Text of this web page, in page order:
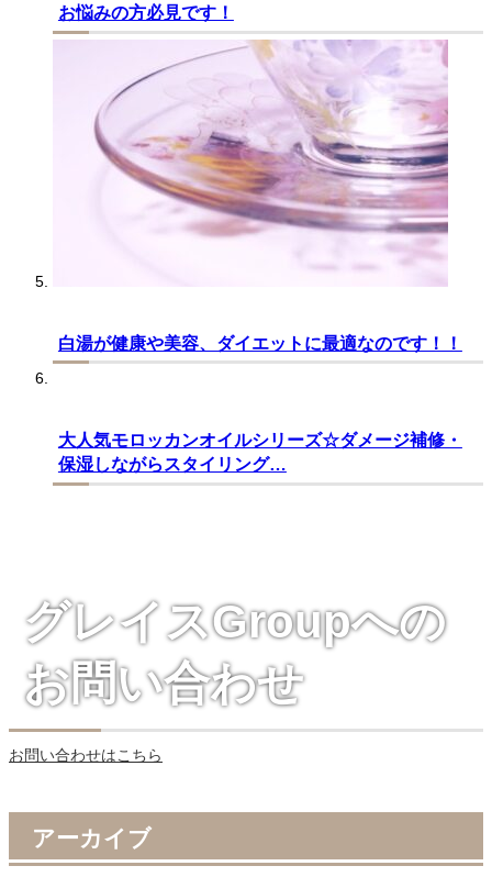
お悩みの方必見です！
白湯が健康や美容、ダイエットに最適なのです！！
大人気モロッカンオイルシリーズ☆ダメージ補修・
保湿しながらスタイリング…
グレイスGroupへの
お問い合わせ
お問い合わせはこちら
アーカイブ